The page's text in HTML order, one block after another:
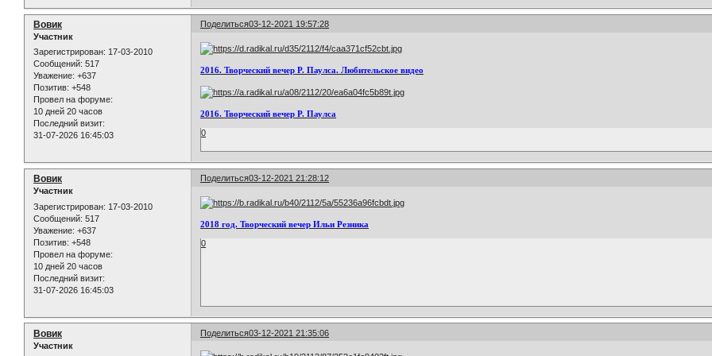
Поделиться03-12-2021 19:57:28
Вовик
Участник
Зарегистрирован: 17-03-2010
Сообщений: 517
Уважение: +637
Позитив: +548
Провел на форуме:
10 дней 20 часов
Последний визит:
31-07-2026 16:45:03
2016. Творческий вечер Р. Паулса. Любительское видео
2016. Творческий вечер Р. Паулса
0
Поделиться03-12-2021 21:28:12
Вовик
Участник
Зарегистрирован: 17-03-2010
Сообщений: 517
Уважение: +637
Позитив: +548
Провел на форуме:
10 дней 20 часов
Последний визит:
31-07-2026 16:45:03
2018 год. Творческий вечер Ильи Резника
0
Поделиться03-12-2021 21:35:06
Вовик
Участник